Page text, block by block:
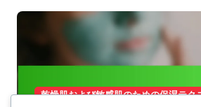
乾燥肌および敏感肌のための保湿テク